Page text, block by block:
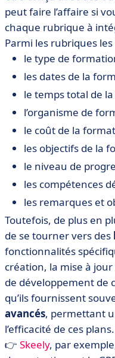
peut faire l’affaire si
chaque rubrique à
Parmi les rubriques
le type de
les dates de la
le temps total de
l’organisme de
le coût de la
les objectifs de la
le niveau de
les compétences
les remarques et
Toutefois, de plus en
de se tourner vers des
fonctionnalités
création, la mise à
de développement de
qu’ils fournissent
avancés, permettant
l’efficacité de ces plans.
👉 Skeely, par